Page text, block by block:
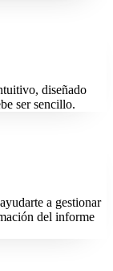
diseñado
ser sencillo.
a gestionar
del informe